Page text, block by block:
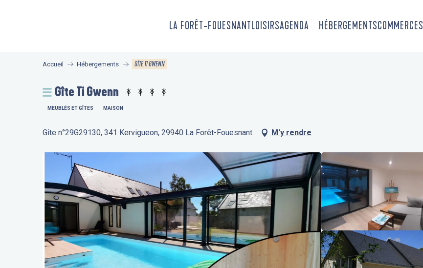
LA FORÊT-FOUESNANTLOISIRSAGENDA HÉBERGEMENTSCOMMERCES
Accueil Hébergements GÎTE TI GWENN
Gîte Ti Gwenn
MEUBLÉS ET GÎTES MAISON
Gîte n°29G29130, 341 Kervigueon, 29940 La Forêt-Fouesnant M'y rendre